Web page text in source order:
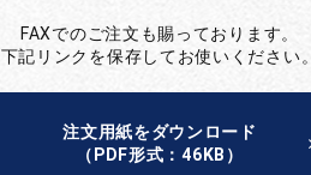
FAXでのご注文も賜っております。
下記リンクを保存してお使いください。
注文用紙をダウンロード
（PDF形式：46KB）